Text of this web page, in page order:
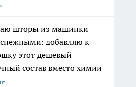
шторы из машинки
добавляю к
этот дешевый
состав вместо химии